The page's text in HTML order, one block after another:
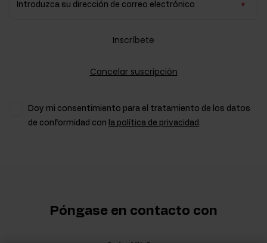
Introduzca su dirección de correo electrónico
Inscríbete
Cancelar suscripción
Doy mi consentimiento para el tratamiento de los datos
de conformidad con la política de privacidad .
Póngase en contacto con